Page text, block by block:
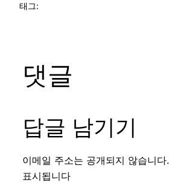
태그:
댓글
답글 남기기
이메일 주소는 공개되지 않습니다.
표시됩니다